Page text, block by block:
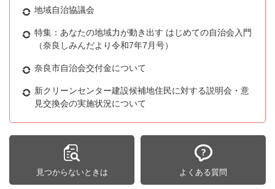
地域自治協議会
特集：あなたの地域力が動き出す はじめての自治会入門
（奈良しみんだより令和7年7月号）
奈良市自治会交付金について
新クリーンセンター建設候補地住民に対する説明会・意
見交換会の実施状況について
見つからないときは よくある質問